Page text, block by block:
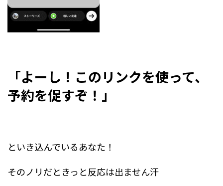
「よーし！このリンクを使って、
予約を促すぞ！」
といき込んでいるあなた！
そのノリだときっと反応は出ません汗